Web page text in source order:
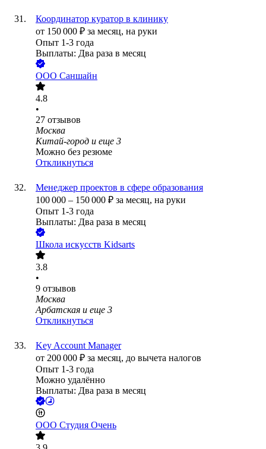
Координатор куратор в клинику
от 150 000 ₽ за месяц, на руки
Опыт 1-3 года
Выплаты: Два раза в месяц
ООО Саншайн
4.8
•
27 отзывов
Москва
Китай-город и еще 3
Можно без резюме
Откликнуться
Менеджер проектов в сфере образования
100 000 – 150 000 ₽ за месяц, на руки
Опыт 1-3 года
Выплаты: Два раза в месяц
Школа искусств Kidsarts
3.8
•
9 отзывов
Москва
Арбатская и еще 3
Откликнуться
Key Account Manager
от 200 000 ₽ за месяц, до вычета налогов
Опыт 1-3 года
Можно удалённо
Выплаты: Два раза в месяц
ООО Студия Очень